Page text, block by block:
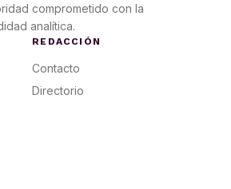
comprometido con la
analítica.
REDACCIÓN
Contacto
Directorio